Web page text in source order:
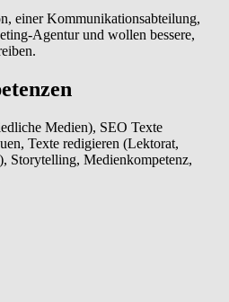
einer Kommunikationsabteilung,
Agentur und wollen bessere,
Medien), SEO Texte
Texte redigieren (Lektorat,
Storytelling, Medienkompetenz,